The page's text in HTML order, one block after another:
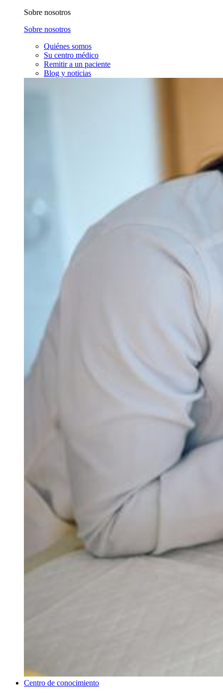
Sobre nosotros
Sobre nosotros
Quiénes somos
Su centro médico
Remitir a un paciente
Blog y noticias
Centro de conocimiento